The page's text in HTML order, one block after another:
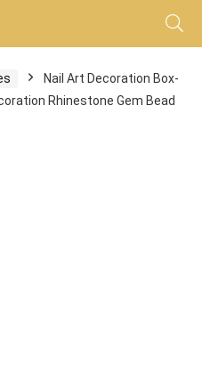
Nail Art Decoration Box-
Rhinestone Gem Bead